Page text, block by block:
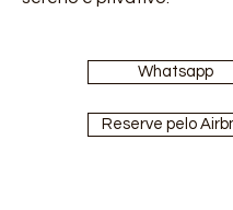
Whatsapp
Reserve pelo